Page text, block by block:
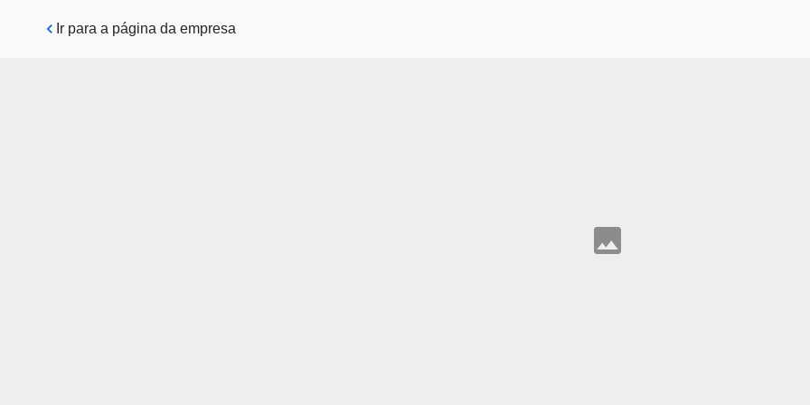
Pular para o conteúdo principal
Ir para a página da empresa